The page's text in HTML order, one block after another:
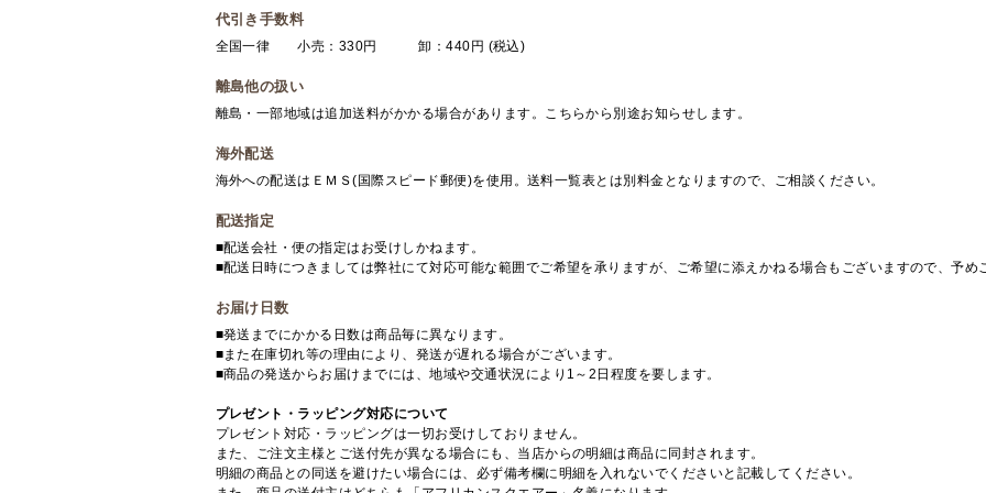
代引き手数料
全国一律 小売：330円 卸：440円 (税込)
離島他の扱い
離島・一部地域は追加送料がかかる場合があります。こちらから別途お知らせします。
海外配送
海外への配送はＥＭＳ(国際スピード郵便)を使用。送料一覧表とは別料金となりますので、ご相談ください。
配送指定
■配送会社・便の指定はお受けしかねます。
■配送日時につきましては弊社にて対応可能な範囲でご希望を承りますが、ご希望に添えかねる場合もございますので、予め
お届け日数
■発送までにかかる日数は商品毎に異なります。
■また在庫切れ等の理由により、発送が遅れる場合がございます。
■商品の発送からお届けまでには、地域や交通状況により1～2日程度を要します。
プレゼント・ラッピング対応について
プレゼント対応・ラッピングは一切お受けしておりません。
また、ご注文主様とご送付先が異なる場合にも、当店からの明細は商品に同封されます。
明細の商品との同送を避けたい場合には、必ず備考欄に明細を入れないでくださいと記載してください。